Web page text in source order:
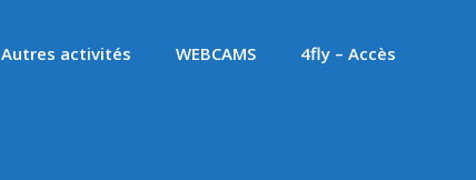
Autres activités WEBCAMS 4fly – Accès